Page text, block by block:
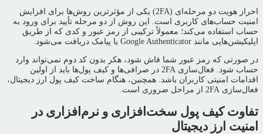
احراز هویت دو مرحله‌ای (2FA) یکی از مؤثرترین روش‌ها برای افزایش
امنیت حساب‌های کاربری است. این روش از دو مرحله تأیید برای ورود به
حساب استفاده می‌کند؛ معمولاً ترکیبی از رمز عبور و کدی که از طریق
اپلیکیشن‌هایی مانند Google Authenticator یا پیامک دریافت می‌شود.
در صورتی که رمز عبور شما فاش شود، هکر بدون کد دوم نمی‌تواند وارد
حساب شود. فعال‌سازی 2FA در صرافی‌ها و کیف پول‌ها باید از اولین
اقدامات امنیتی کاربران باشد. همچنین، هنگام ساخت کیف پول ارز دیجیتال،
فعال‌سازی 2FA از مراحل ضروری است.
تفاوت کیف پول سخت‌افزاری و نرم‌افزاری در
امنیت ارز دیجیتال